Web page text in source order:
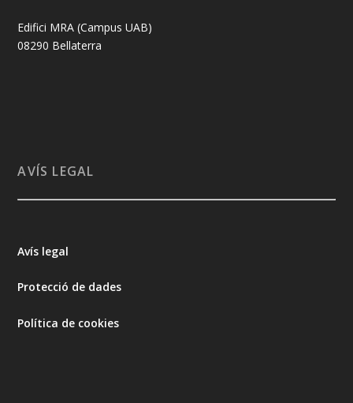
Edifici MRA (Campus UAB)
08290 Bellaterra
AVÍS LEGAL
Avís legal
Protecció de dades
Política de cookies